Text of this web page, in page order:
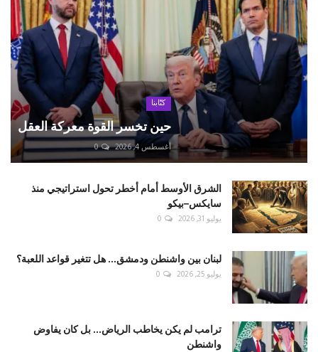
كتّابنا
حين تخسر القوة معركة العقل
أغسطس 4, 2026 0
الشرق الأوسط أمام أخطر تحول استراتيجي منذ
سايكس–بيكو
يوليو 31, 2026 0
لبنان بين واشنطن ودمشق... هل تتغير قواعد اللعبة؟
يوليو 25, 2026 0
ترامب لم يكن يخاطب الرياض... بل كان يفاوض
واشنطن